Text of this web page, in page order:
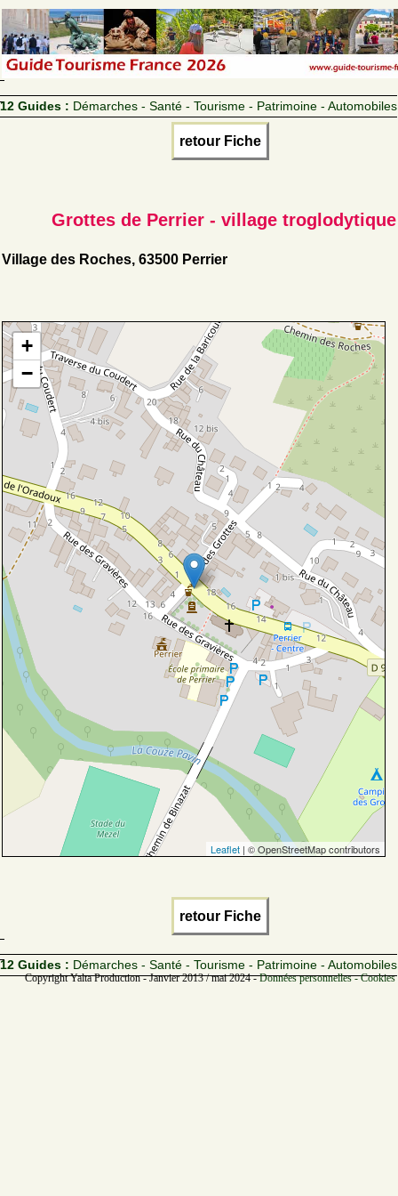
12 Guides : Démarches - Santé - Tourisme - Patrimoine - Automobiles
retour Fiche
Grottes de Perrier - village troglodytique
Village des Roches, 63500 Perrier
+
−
Leaflet | © OpenStreetMap contributors
retour Fiche
12 Guides : Démarches - Santé - Tourisme - Patrimoine - Automobiles
Copyright Yalta Production - Janvier 2013 / mai 2024 -Données personnelles -